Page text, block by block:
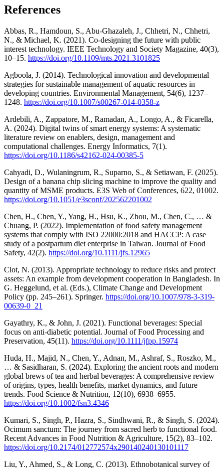
References
Abbas, R., Hamdoun, S., Abu-Ghazaleh, J., Chhetri, N., Chhetri,
N., & Michael, K. (2021). Co-designing the future with public
interest technology. IEEE Technology and Society Magazine, 40(3),
10–15. https://doi.org/10.1109/mts.2021.3101825
Agboola, J. (2014). Technological innovation and developmental
strategies for sustainable management of aquatic resources in
developing countries. Environmental Management, 54(6), 1237–
1248. https://doi.org/10.1007/s00267-014-0358-z
Ardebili, A., Zappatore, M., Ramadan, A., Longo, A., & Ficarella,
A. (2024). Digital twins of smart energy systems: A systematic
literature review on enablers, design, management and
computational challenges. Energy Informatics, 7(1).
https://doi.org/10.1186/s42162-024-00385-5
Cahyadi, D., Wulaningrum, R., Suparno, S., & Setiawan, F. (2025).
Design of a banana chip slicing machine to improve the quality and
quantity of MSME products. E3S Web of Conferences, 622, 01002.
https://doi.org/10.1051/e3sconf/202562201002
Chen, H., Chen, Y., Yang, H., Hsu, K., Zhou, M., Chen, C., … &
Chuang, P. (2022). Implementation of food safety management
systems that comply with ISO 22000:2018 and HACCP: A case
study of a postpartum diet enterprise in Taiwan. Journal of Food
Safety, 42(2). https://doi.org/10.1111/jfs.12965
Clot, N. (2013). Appropriate technology to reduce risks and protect
assets: An example from development cooperation in Bangladesh. In
G. Heggelund, et al. (Eds.), Climate Change and Development
Policy (pp. 245–261). Springer. https://doi.org/10.1007/978-3-319-
00639-0_21
Gayathry, K., & John, J. (2021). Functional beverages: Special
focus on anti-diabetic potential. Journal of Food Processing and
Preservation, 45(11). https://doi.org/10.1111/jfpp.15974
Huda, H., Majid, N., Chen, Y., Adnan, M., Ashraf, S., Roszko, M.,
… & Sasidharan, S. (2024). Exploring the ancient roots and modern
global brews of tea and herbal beverages: A comprehensive review
of origins, types, health benefits, market dynamics, and future
trends. Food Science & Nutrition, 12(10), 6938–6955.
https://doi.org/10.1002/fsn3.4346
Kumari, S., Singh, P., Hazra, S., Sindhwani, R., & Singh, S. (2024).
Ocimum sanctum: The journey from sacred herb to functional food.
Recent Advances in Food Nutrition & Agriculture, 15(2), 83–102.
https://doi.org/10.2174/012772574x290140240130101117
Liu, Y., Ahmed, S., & Long, C. (2013). Ethnobotanical survey of